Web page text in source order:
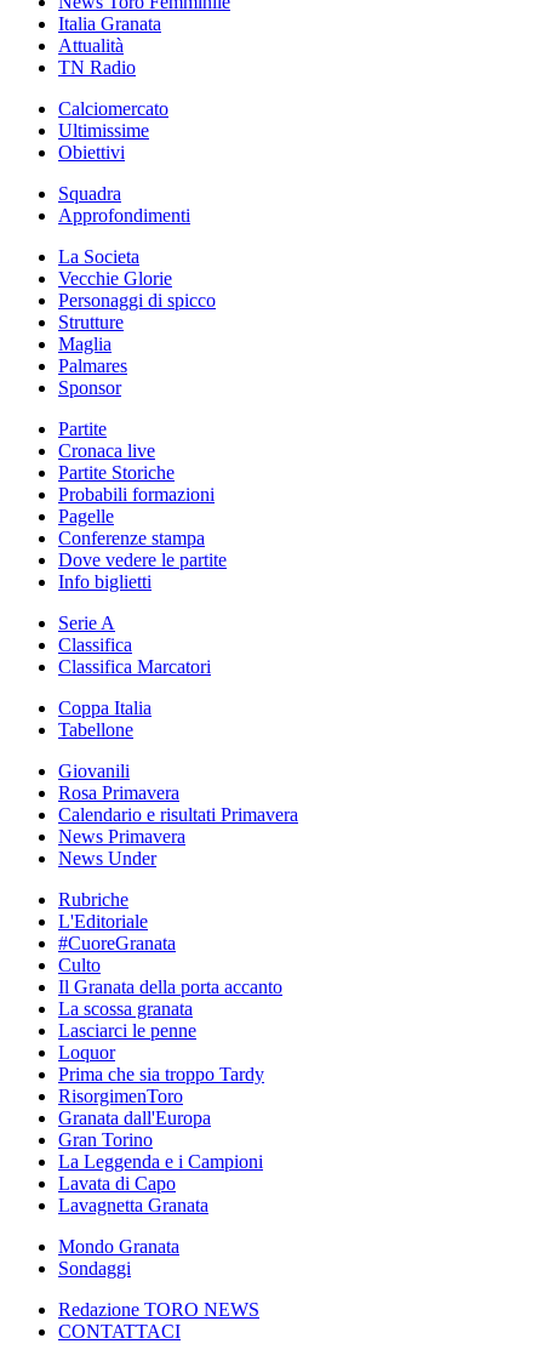
Italia Granata
Attualità
TN Radio
Calciomercato
Ultimissime
Obiettivi
Squadra
Approfondimenti
La Societa
Vecchie Glorie
Personaggi di spicco
Strutture
Maglia
Palmares
Sponsor
Partite
Cronaca live
Partite Storiche
Probabili formazioni
Pagelle
Conferenze stampa
Dove vedere le partite
Info biglietti
Serie A
Classifica
Classifica Marcatori
Coppa Italia
Tabellone
Giovanili
Rosa Primavera
Calendario e risultati Primavera
News Primavera
News Under
Rubriche
L'Editoriale
#CuoreGranata
Culto
Il Granata della porta accanto
La scossa granata
Lasciarci le penne
Loquor
Prima che sia troppo Tardy
RisorgimenToro
Granata dall'Europa
Gran Torino
La Leggenda e i Campioni
Lavata di Capo
Lavagnetta Granata
Mondo Granata
Sondaggi
Redazione TORO NEWS
CONTATTACI